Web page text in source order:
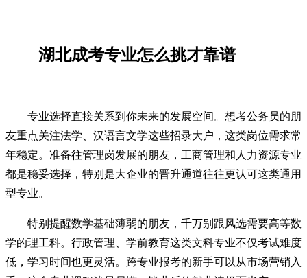
湖北成考专业怎么挑才靠谱
专业选择直接关系到你未来的发展空间。想考公务员的朋
友重点关注法学、汉语言文学这些招录大户，这类岗位需求常
年稳定。准备往管理岗发展的朋友，工商管理和人力资源专业
都是稳妥选择，特别是大企业的晋升通道往往更认可这类通用
型专业。
特别提醒数学基础薄弱的朋友，千万别跟风选需要高等数
学的理工科。行政管理、学前教育这类文科专业不仅考试难度
低，学习时间也更灵活。跨专业报考的新手可以从市场营销入